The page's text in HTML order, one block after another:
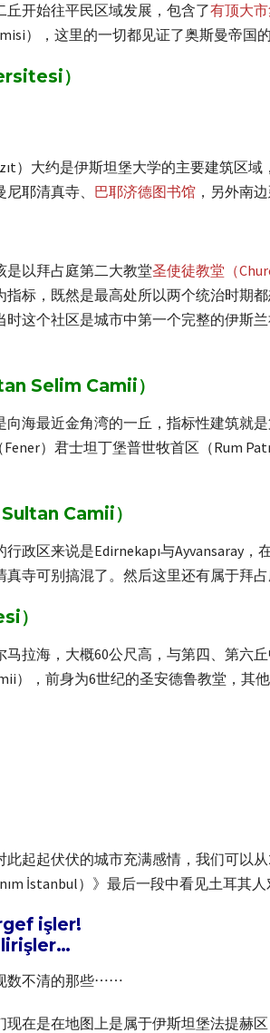
开始往平民区域发展，包含了有顶大
），这里的一切都见证了奥斯曼帝国的
）
）大约是伊斯坦堡大学的主要建筑区域
耶清真寺、 巴耶济德图书馆 ，另外南
是以拜占庭第二大教堂圣使徒教堂（
指标，既然是最高处所以两个统治时期
这个社区是城市中第一个完整的伊斯
Selim Camii）
海最近金角湾的一丘，指标性建筑就
）君士坦丁堡普世牧首区（Rum
Camii）
政区来说是Edirnekapı与Ayvansaray
寺可别搞混了。然后这里还有属于拜
）
拉海，大概60公尺高，与第四、第六
），前身为6世纪的圣安德鲁教堂，其他
起起伏伏的城市充满感情，我们可以
İstanbul）》最后一段中看见土耳其人
işler!
数不清的那些⋯⋯
在是在地图上是属于伊斯坦堡法提赫区